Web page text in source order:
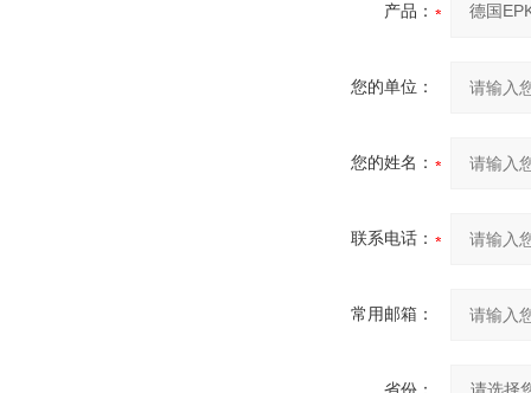
产品：
您的单位：
您的姓名：
联系电话：
常用邮箱：